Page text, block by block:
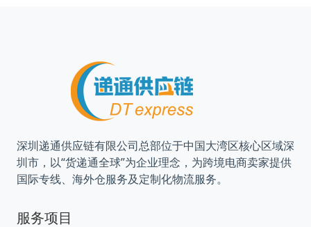
深圳递通供应链有限公司总部位于中国大湾区核心区域深
圳市，以“货递通全球”为企业理念，为跨境电商卖家提供
国际专线、海外仓服务及定制化物流服务。
服务项目